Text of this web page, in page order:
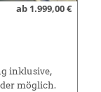
ab 1.999,00 €
inklusive,
möglich.